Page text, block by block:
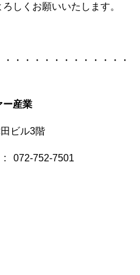
しくお願いいたします。
・・・・・・・・・・・・
産業
ビル3階
072-752-7501